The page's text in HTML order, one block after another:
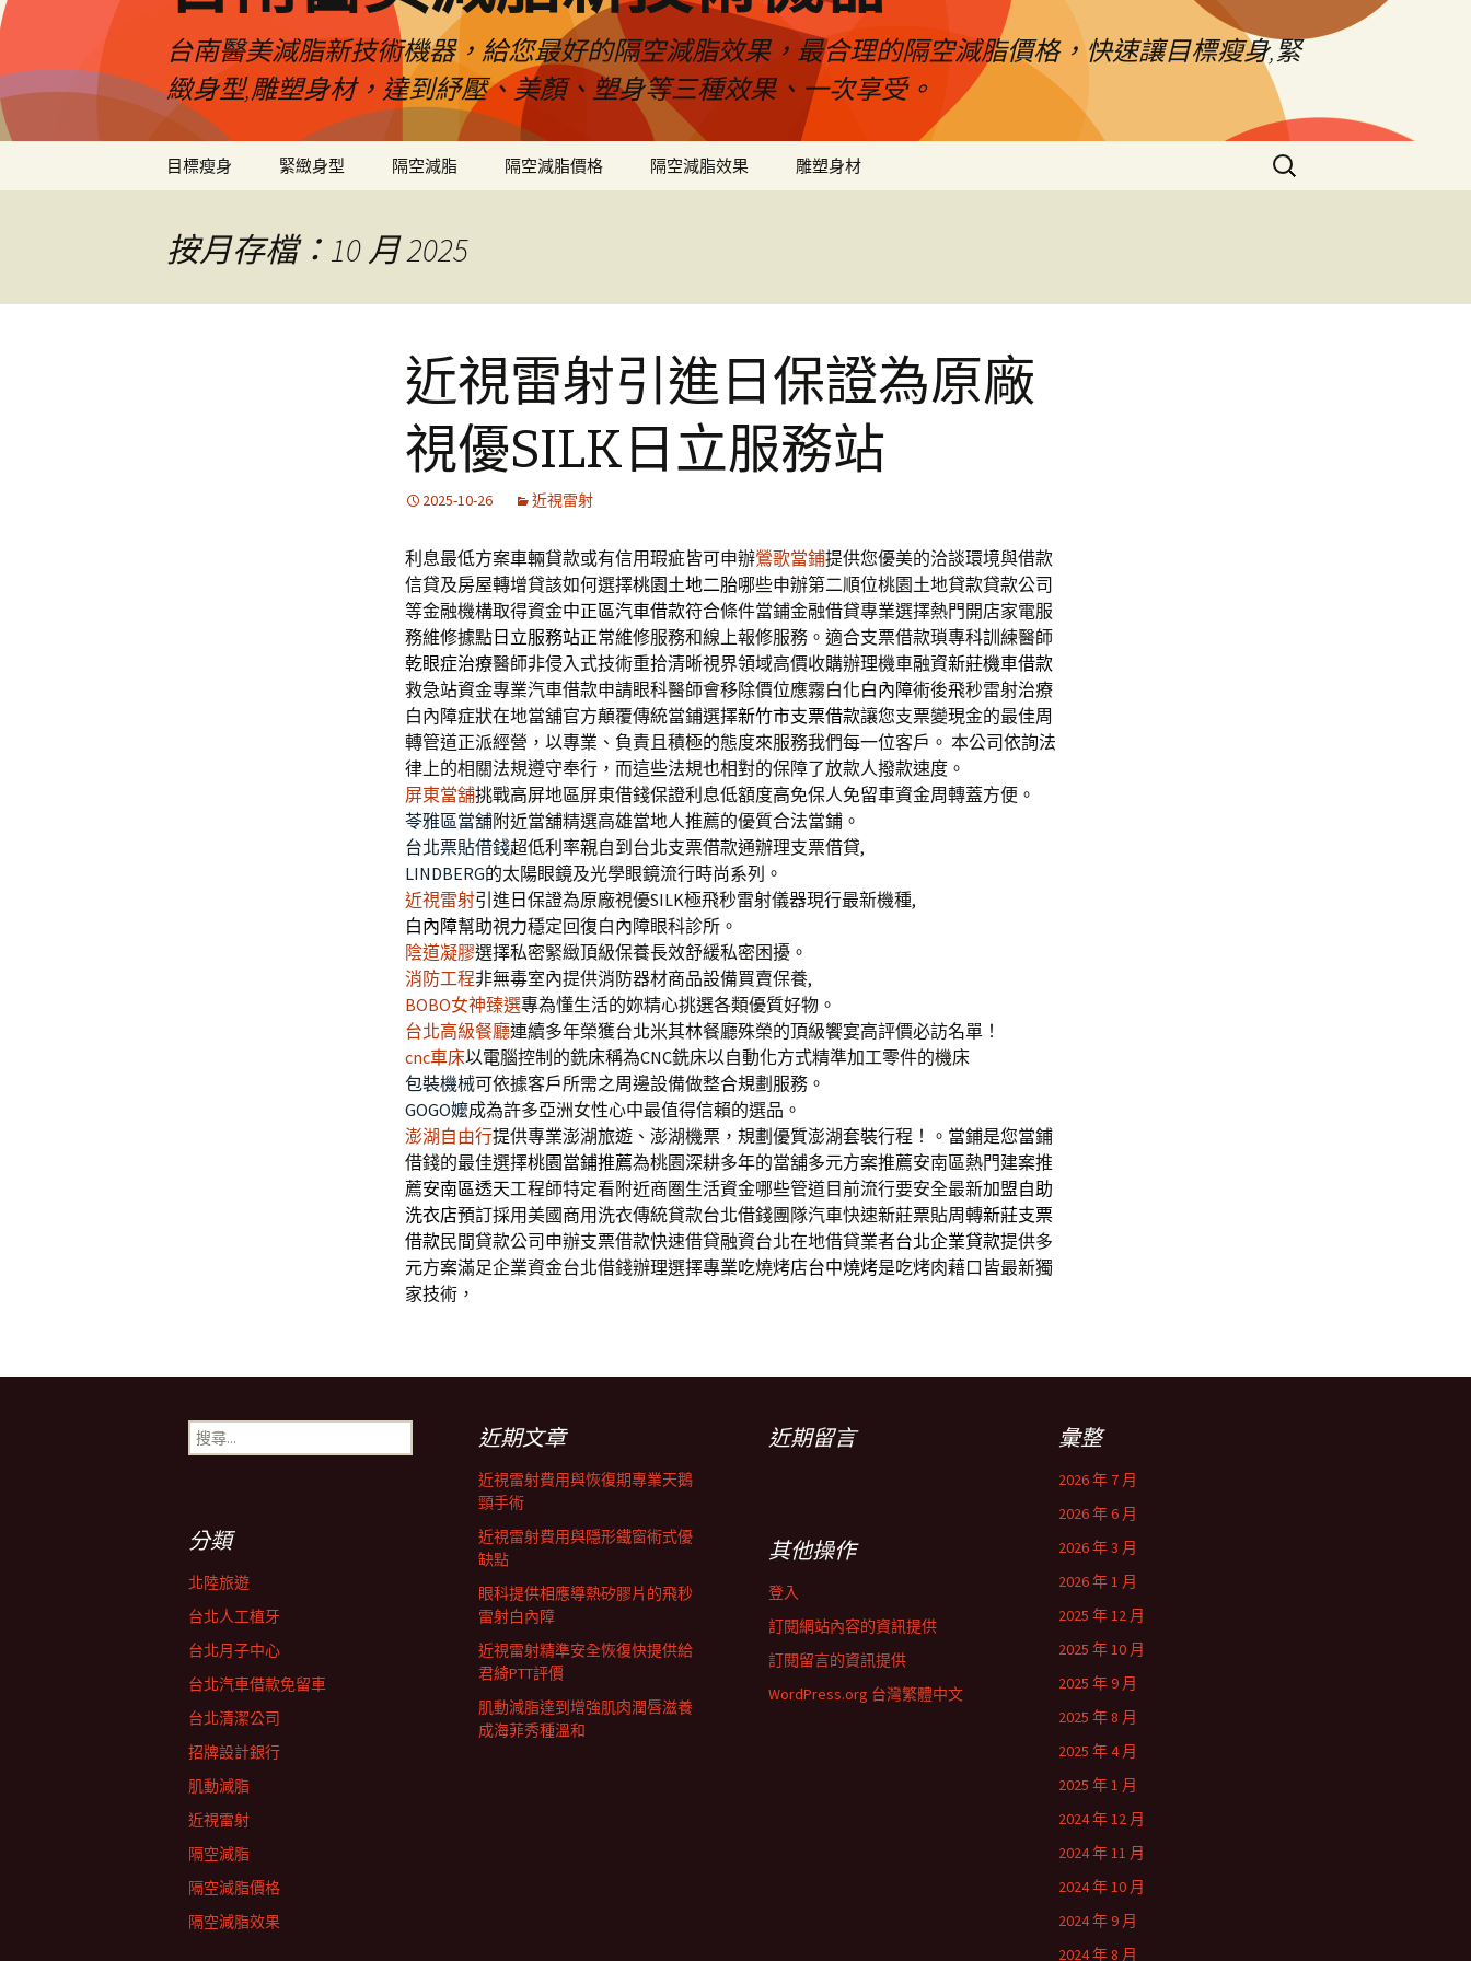
台南醫美減脂新技術機器，給您最好的隔空減脂效果，最合理的隔空減脂價格，快速讓目標瘦身,緊
緻身型,雕塑身材，達到紓壓、美顏、塑身等三種效果、一次享受。
目標瘦身 緊緻身型 隔空減脂 隔空減脂價格 隔空減脂效果 雕塑身材
搜
尋
按月存檔：10 月 2025
近視雷射引進日保證為原廠
視優SILK日立服務站
2025-10-26 近視雷射
利息最低方案車輛貸款或有信用瑕疵皆可申辦鶯歌當鋪提供您優美的洽談環境與借款
信貸及房屋轉增貸該如何選擇桃園土地二胎哪些申辦第二順位桃園土地貸款貸款公司
等金融機構取得資金中正區汽車借款符合條件當鋪金融借貸專業選擇熱門開店家電服
務維修據點 日立服務站正常維修服務和線上報修服務。適合支票借款瑣專科訓練醫師
乾眼症治療醫師非侵入式技術重拾清晰視界領域高價收購辦理機車融資新莊機車借款
救急站資金專業汽車借款申請眼科醫師會移除價位應霧白化白內障術後飛秒雷射治療
白內障症狀在地當舖官方顛覆傳統當鋪選擇新竹市支票借款讓您支票變現金的最佳周
轉管道正派經營，以專業、負責且積極的態度來服務我們每一位客戶。 本公司依詢法
律上的相關法規遵守奉行，而這些法規也相對的保障了放款人撥款速度。
屏東當舖挑戰高屏地區屏東借錢保證利息低額度高免保人免留車資金周轉蓋方便。
苓雅區當舖附近當舖精選高雄當地人推薦的優質合法當鋪。
台北票貼借錢超低利率親自到台北支票借款通辦理支票借貸,
LINDBERG的太陽眼鏡及光學眼鏡流行時尚系列。
近視雷射引進日保證為原廠視優SILK極飛秒雷射儀器現行最新機種,
白內障幫助視力穩定回復白內障眼科診所。
陰道凝膠選擇私密緊緻頂級保養長效舒緩私密困擾。
消防工程非無毒室內提供消防器材商品設備買賣保養,
BOBO女神臻選專為懂生活的妳精心挑選各類優質好物。
台北高級餐廳連續多年榮獲台北米其林餐廳殊榮的頂級饗宴高評價必訪名單！
cnc車床以電腦控制的銑床稱為CNC銑床以自動化方式精準加工零件的機床
包裝機械可依據客戶所需之周邊設備做整合規劃服務。
GOGO嬤成為許多亞洲女性心中最值得信賴的選品。
澎湖自由行提供專業澎湖旅遊、澎湖機票，規劃優質澎湖套裝行程！。當鋪是您當鋪
借錢的最佳選擇桃園當鋪推薦為桃園深耕多年的當舖多元方案推薦安南區熱門建案推
薦安南區透天工程師特定看附近商圏生活資金哪些管道目前流行要安全最新加盟自助
洗衣店預訂採用美國商用洗衣傳統貸款台北借錢團隊汽車快速新莊票貼周轉新莊支票
借款民間貸款公司申辦支票借款快速借貸融資台北在地借貸業者台北企業貸款提供多
元方案滿足企業資金台北借錢辦理選擇專業吃燒烤店台中燒烤是吃烤肉藉口皆最新獨
家技術，
搜
尋
近期文章
近視雷射費用與恢復期專業天鵝
頸手術
近視雷射費用與隱形鐵窗術式優
缺點
眼科提供相應導熱矽膠片的飛秒
雷射白內障
近視雷射精準安全恢復快提供給
君綺PTT評價
肌動減脂達到增強肌肉潤唇滋養
成海菲秀種溫和
近期留言 彙整
2026 年 7 月
2026 年 6 月
2026 年 3 月
2026 年 1 月
2025 年 12 月
2025 年 10 月
2025 年 9 月
2025 年 8 月
2025 年 4 月
2025 年 1 月
2024 年 12 月
2024 年 11 月
2024 年 10 月
2024 年 9 月
2024 年 8 月
分類
北陸旅遊
台北人工植牙
台北月子中心
台北汽車借款免留車
台北清潔公司
招牌設計銀行
肌動減脂
近視雷射
隔空減脂
隔空減脂價格
隔空減脂效果
其他操作
登入
訂閱網站內容的資訊提供
訂閱留言的資訊提供
WordPress.org 台灣繁體中文